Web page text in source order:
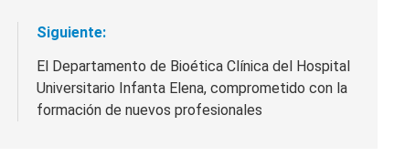
Siguiente:
El Departamento de Bioética Clínica del Hospital
Universitario Infanta Elena, comprometido con la
formación de nuevos profesionales